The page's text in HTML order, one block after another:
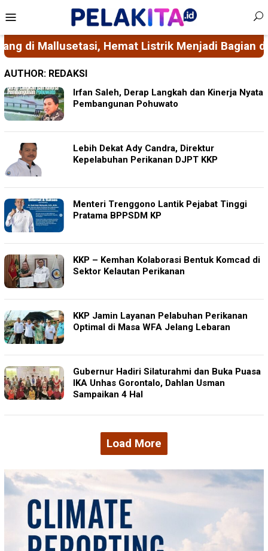
to
contentMenu
Bagian dari Ikhtiar Mencegah Stunting
AUTHOR: REDAKSI
Irfan Saleh, Derap Langkah dan Kinerja Nyata
Pembangunan Pohuwato
Lebih Dekat Ady Candra, Direktur
Kepelabuhan Perikanan DJPT KKP
Menteri Trenggono Lantik Pejabat Tinggi
Pratama BPPSDM KP
KKP – Kemhan Kolaborasi Bentuk Komcad di
Sektor Kelautan Perikanan
KKP Jamin Layanan Pelabuhan Perikanan
Optimal di Masa WFA Jelang Lebaran
Gubernur Hadiri Silaturahmi dan Buka Puasa
IKA Unhas Gorontalo, Dahlan Usman
Sampaikan 4 Hal